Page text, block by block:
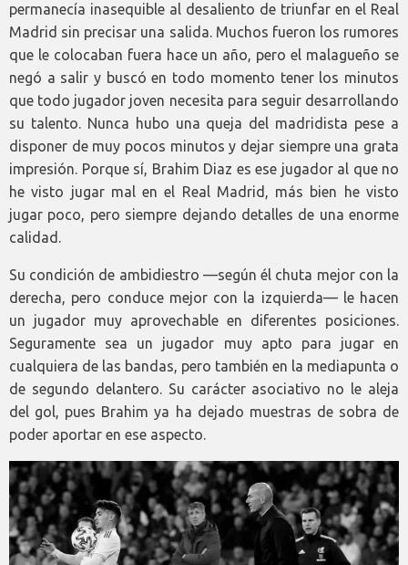
permanecía inasequible al desaliento de triunfar en el Real
Madrid sin precisar una salida. Muchos fueron los rumores
que le colocaban fuera hace un año, pero el malagueño se
negó a salir y buscó en todo momento tener los minutos
que todo jugador joven necesita para seguir desarrollando
su talento. Nunca hubo una queja del madridista pese a
disponer de muy pocos minutos y dejar siempre una grata
impresión. Porque sí, Brahim Diaz es ese jugador al que no
he visto jugar mal en el Real Madrid, más bien he visto
jugar poco, pero siempre dejando detalles de una enorme
calidad.
Su condición de ambidiestro —según él chuta mejor con la
derecha, pero conduce mejor con la izquierda— le hacen
un jugador muy aprovechable en diferentes posiciones.
Seguramente sea un jugador muy apto para jugar en
cualquiera de las bandas, pero también en la mediapunta o
de segundo delantero. Su carácter asociativo no le aleja
del gol, pues Brahim ya ha dejado muestras de sobra de
poder aportar en ese aspecto.